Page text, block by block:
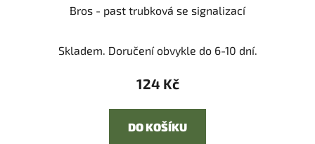
Bros - past trubková se signalizací
Skladem. Doručení obvykle do 6-10 dní.
124 Kč
DO KOŠÍKU